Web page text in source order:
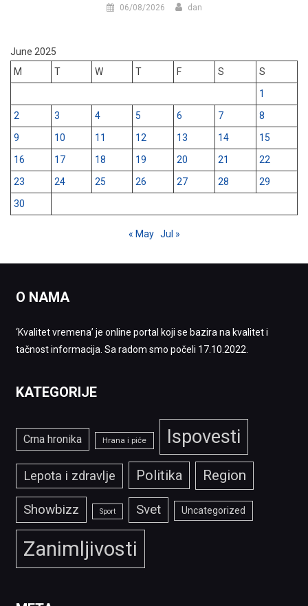
06/08/2026 dan
June 2025
M
T W T F S
S
1
2
3 4 5 6 7
8
9
10 11 12 13 14
15
16
17 18 19 20 21
22
23
24 25 26 27 28
29
30
« May Jul »
O NAMA
‘Kvalitet vremena’ je online portal koji se bazira na kvalitet i
tačnost informacija. Sa radom smo počeli 17.10.2022.
KATEGORIJE
Crna hronika Hrana i piće Ispovesti
Lepota i zdravlje Politika Region
Showbizz Sport Svet Uncategorized
Zanimljivosti